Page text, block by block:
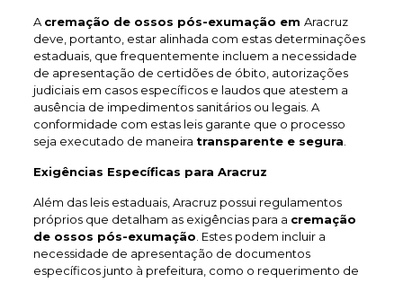
A cremação de ossos pós-exumação em Aracruz
deve, portanto, estar alinhada com estas determinações
estaduais, que frequentemente incluem a necessidade
de apresentação de certidões de óbito, autorizações
judiciais em casos específicos e laudos que atestem a
ausência de impedimentos sanitários ou legais. A
conformidade com estas leis garante que o processo
seja executado de maneira transparente e segura
Exigências Específicas para Aracruz
Além das leis estaduais, Aracruz possui regulamentos
próprios que detalham as exigências para a cremação
de ossos pós-exumação . Estes podem incluir a
necessidade de apresentação de documentos
específicos junto à prefeitura, como o requerimento de